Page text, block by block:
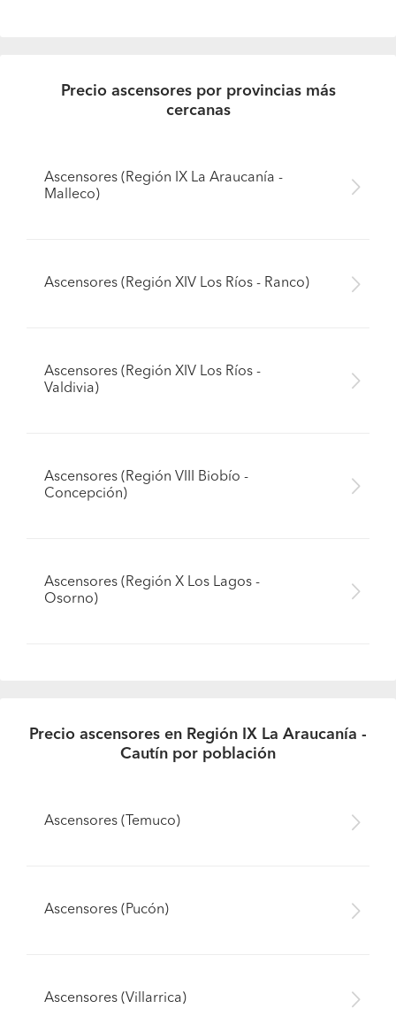
Precio ascensores por provincias más
cercanas
Ascensores (Región IX La Araucanía -
Malleco)
Ascensores (Región XIV Los Ríos - Ranco)
Ascensores (Región XIV Los Ríos -
Valdivia)
Ascensores (Región VIII Biobío -
Concepción)
Ascensores (Región X Los Lagos -
Osorno)
Precio ascensores en Región IX La Araucanía -
Cautín por población
Ascensores (Temuco)
Ascensores (Pucón)
Ascensores (Villarrica)